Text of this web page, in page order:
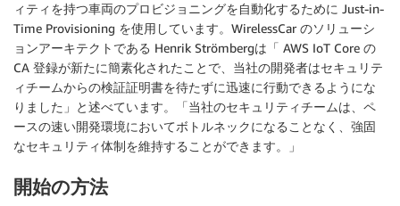
ィティを持つ車両のプロビジョニングを自動化するために Just-in-
Time Provisioning を使用しています。WirelessCar のソリューシ
ョンアーキテクトである Henrik Strömbergは「 AWS IoT Core の
CA 登録が新たに簡素化されたことで、当社の開発者はセキュリテ
ィチームからの検証証明書を待たずに迅速に行動できるようにな
りました」と述べています。「当社のセキュリティチームは、ペ
ースの速い開発環境においてボトルネックになることなく、強固
なセキュリティ体制を維持することができます。」
開始の方法